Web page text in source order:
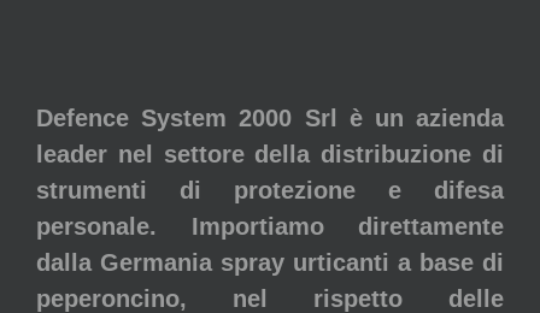
Defence System 2000 Srl è un azienda
leader nel settore della distribuzione di
strumenti di protezione e difesa
personale. Importiamo direttamente
dalla Germania spray urticanti a base di
peperoncino, nel rispetto delle